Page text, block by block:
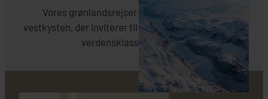
Vores grønlandsrejser går hovedsageligt til
vestkysten, der inviterer til naturskønne oplevelser i
verdensklasse hele året.